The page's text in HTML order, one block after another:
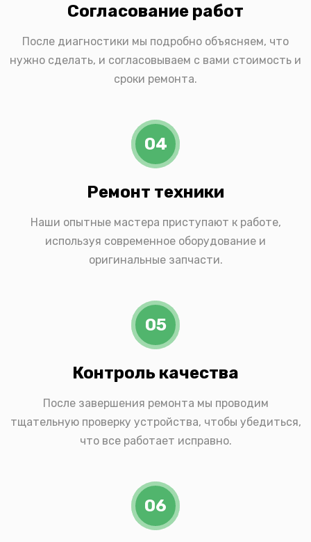
Согласование работ
После диагностики мы подробно объясняем, что
нужно сделать, и согласовываем с вами стоимость и
сроки ремонта.
04
Ремонт техники
Наши опытные мастера приступают к работе,
используя современное оборудование и
оригинальные запчасти.
05
Контроль качества
После завершения ремонта мы проводим
тщательную проверку устройства, чтобы убедиться,
что все работает исправно.
06